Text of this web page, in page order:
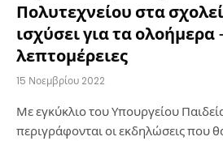
Πολυτεχνείου στα
ισχύσει για τα ολοήμερα
λεπτομέρειες
15 Νοεμβρίου 2022
Με εγκύκλιο του Υπουργείου
περιγράφονται οι εκδηλώσεις που